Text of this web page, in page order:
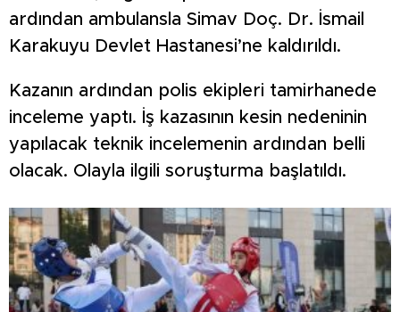
ardından ambulansla Simav Doç. Dr. İsmail
Karakuyu Devlet Hastanesi’ne kaldırıldı.
Kazanın ardından polis ekipleri tamirhanede
inceleme yaptı. İş kazasının kesin nedeninin
yapılacak teknik incelemenin ardından belli
olacak. Olayla ilgili soruşturma başlatıldı.